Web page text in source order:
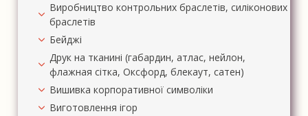
Виробництво контрольних браслетів, силіконових
браслетів
Бейджі
Друк на тканині (габардин, атлас, нейлон,
флажная сітка, Оксфорд, блекаут, сатен)
Вишивка корпоративної символіки
Виготовлення ігор